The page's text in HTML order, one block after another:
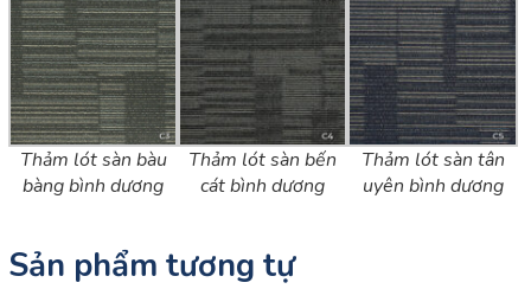
Thảm lót sàn bàu
bàng bình dương
Thảm lót sàn bến
cát bình dương
Thảm lót sàn tân
uyên bình dương
Sản phẩm tương tự